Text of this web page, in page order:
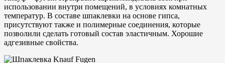
использовании внутри помещений, в условиях комнатных
температур. В составе шпаклевки на основе гипса,
присутствуют также и полимерные соединения, которые
позволили сделать готовый состав эластичным. Хорошие
адгезивные свойства.